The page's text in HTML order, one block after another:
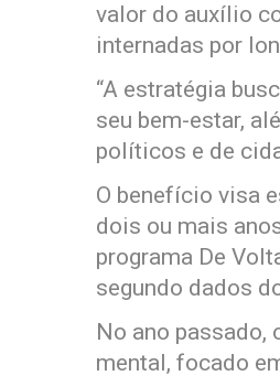
valor do auxílio
internadas por
“A estratégia
seu bem-estar,
políticos e de
O benefício visa
dois ou mais
programa De
segundo dados
No ano
mental, focado